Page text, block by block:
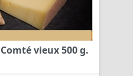
Comté vieux 500 g.